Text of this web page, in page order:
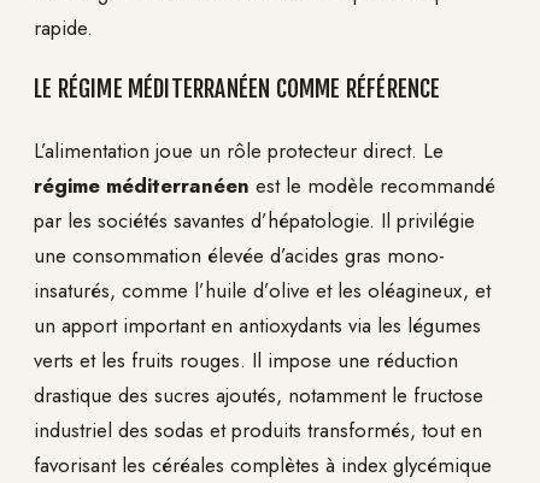
rapide.
LE RÉGIME MÉDITERRANÉEN COMME RÉFÉRENCE
L’alimentation joue un rôle protecteur direct. Le
régime méditerranéen est le modèle recommandé
par les sociétés savantes d’hépatologie. Il privilégie
une consommation élevée d’acides gras mono-
insaturés, comme l’huile d’olive et les oléagineux, et
un apport important en antioxydants via les légumes
verts et les fruits rouges. Il impose une réduction
drastique des sucres ajoutés, notamment le fructose
industriel des sodas et produits transformés, tout en
favorisant les céréales complètes à index glycémique